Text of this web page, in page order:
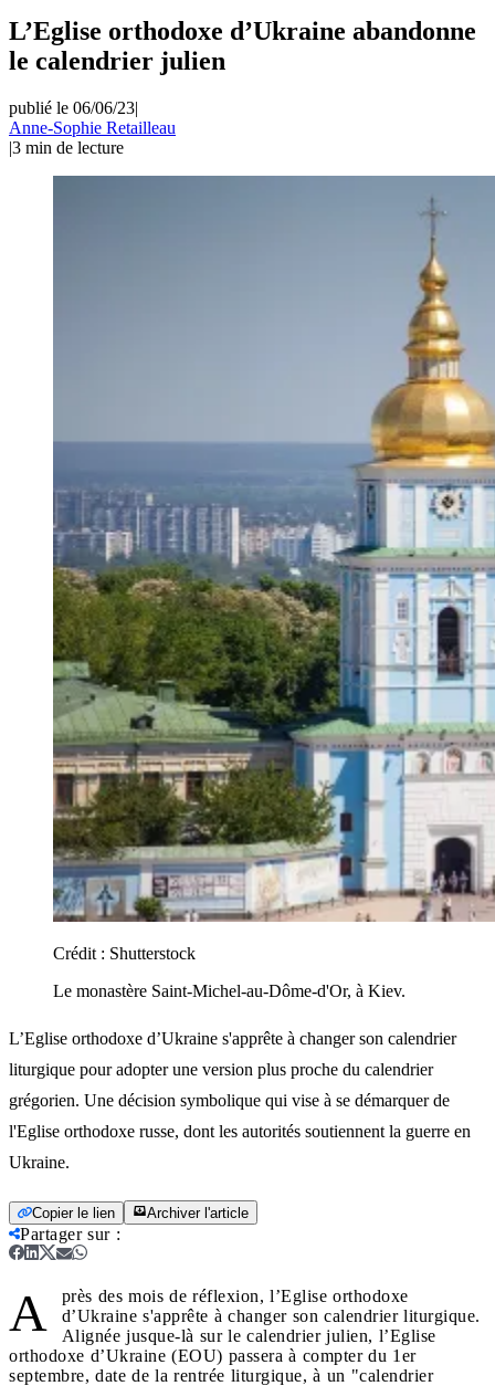
L’Eglise orthodoxe d’Ukraine abandonne
le calendrier julien
publié le 06/06/23|
Anne-Sophie Retailleau
|3 min de lecture
Crédit : Shutterstock
Le monastère Saint-Michel-au-Dôme-d'Or, à Kiev.
L’Eglise orthodoxe d’Ukraine s'apprête à changer son calendrier
liturgique pour adopter une version plus proche du calendrier
grégorien. Une décision symbolique qui vise à se démarquer de
l'Eglise orthodoxe russe, dont les autorités soutiennent la guerre en
Ukraine.
Copier le lien Archiver l'article
Partager sur:
A
près des mois de réflexion, l’Eglise orthodoxe
d’Ukraine s'apprête à changer son calendrier liturgique.
Alignée jusque-là sur le calendrier julien, l’Eglise
orthodoxe d’Ukraine (EOU) passera à compter du 1er
septembre, date de la rentrée liturgique, à un "calendrier